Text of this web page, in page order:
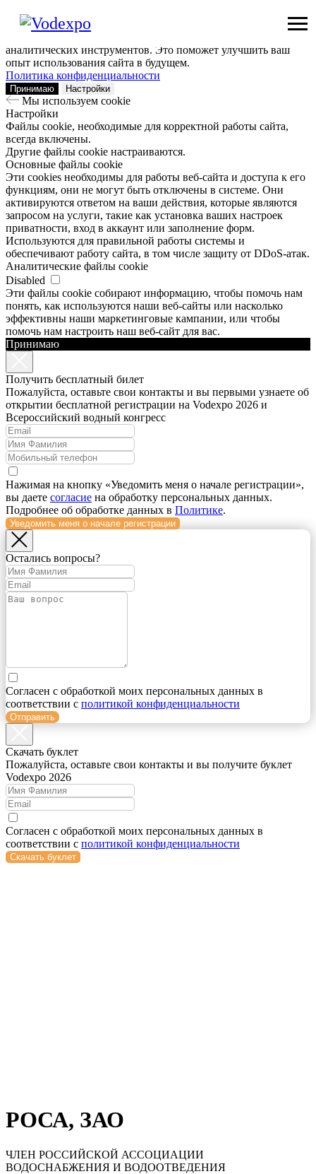
Мы используем сookie
Заходя на наш сайт, вы помогаете нам сделать его лучше: мы
аналитических инструментов. Это поможет улучшить ваш
опыт использования сайта в будущем.
Политика конфиденциальности
Принимаю Настройки
Мы используем сookie
Настройки
Файлы cookie, необходимые для корректной работы сайта,
всегда включены.
Другие файлы cookie настраиваются.
Основные файлы cookie
Эти cookies необходимы для работы веб-сайта и доступа к его
функциям, они не могут быть отключены в системе. Они
активируются ответом на ваши действия, которые являются
запросом на услуги, такие как установка ваших настроек
приватности, вход в аккаунт или заполнение форм.
Используются для правильной работы системы и
обеспечивают работу сайта, в том числе защиту от DDoS-атак.
Аналитические файлы cookie
Disabled
Эти файлы cookie собирают информацию, чтобы помочь нам
понять, как используются наши веб-сайты или насколько
эффективны наши маркетинговые кампании, или чтобы
помочь нам настроить наш веб-сайт для вас.
Принимаю
Получить бесплатный билет
Пожалуйста, оставьте свои контакты и вы первыми узнаете об
открытии бесплатной регистрации на Vodexpo 2026 и
Всероссийский водный конгресс
Нажимая на кнопку «Уведомить меня о начале регистрации»,
вы даете согласие на обработку персональных данных.
Подробнее об обработке данных в Политике.
Уведомить меня о начале регистрации
Остались вопросы?
Согласен с обработкой моих персональных данных в
соответствии с политикой конфиденциальности
Отправить
Cкачать буклет
Пожалуйста, оставьте свои контакты и вы получите буклет
Vodexpo 2026
Согласен с обработкой моих персональных данных в
соответствии с политикой конфиденциальности
Скачать буклет
РОСА, ЗАО
ЧЛЕН РОССИЙСКОЙ АССОЦИАЦИИ
ВОДОСНАБЖЕНИЯ И ВОДООТВЕДЕНИЯ